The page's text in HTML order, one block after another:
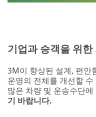
your privacy
seriously.
3M and its
authorized
기업과 승객을 위한
3M이 향상된 설계, 편안
운영의 전체를 개선할
많은 차량 및 운송수단에
기 바랍니다.